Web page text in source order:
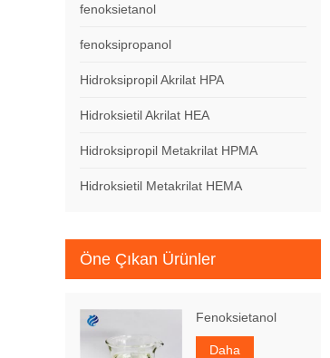
fenoksietanol
fenoksipropanol
Hidroksipropil Akrilat HPA
Hidroksietil Akrilat HEA
Hidroksipropil Metakrilat HPMA
Hidroksietil Metakrilat HEMA
Öne Çıkan Ürünler
Fenoksietanol
Daha